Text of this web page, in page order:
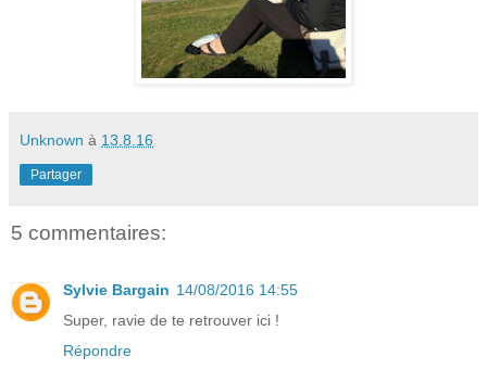
Unknown à 13.8.16
Partager
5 commentaires:
Sylvie Bargain 14/08/2016 14:55
Super, ravie de te retrouver ici !
Répondre